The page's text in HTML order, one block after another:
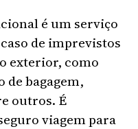
é um serviço
de imprevistos
exterior, como
de bagagem,
outros. É
viagem para